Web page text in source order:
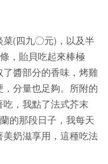
菜(四九○元)，以及半
，貽貝吃起來棒極
醬部分的香味，烤雞
分量也足夠。所附的
，我點了法式芥末
的那段日子，我每天
奶滋享用，這種吃法